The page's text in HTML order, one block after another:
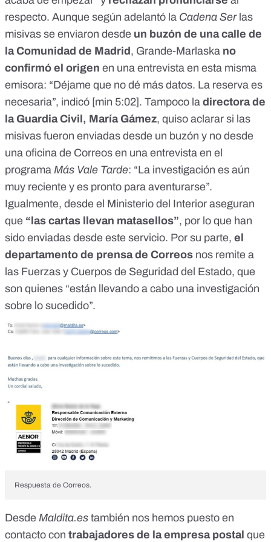
respecto. Aunque según adelantó la Cadena Serlas
misivas se enviaron desde un buzón de una calle de
la Comunidad de Madrid, Grande-Marlaska no
confirmó el origen en una entrevista en esta misma
emisora: “Déjame que no dé más datos. La reserva es
necesaria”, indicó [min 5:02]. Tampoco la directora de
la Guardia Civil, María Gámez, quiso aclarar si las
misivas fueron enviadas desde un buzón y no desde
una oficina de Correos en una entrevista en el
programa Más Vale Tarde: “La investigación es aún
muy reciente y es pronto para aventurarse”.
Igualmente, desde el Ministerio del Interior aseguran
que “las cartas llevan matasellos”, por lo que han
sido enviadas desde este servicio. Por su parte, el
departamento de prensa de Correos nos remite a
las Fuerzas y Cuerpos de Seguridad del Estado, que
son quienes “están llevando a cabo una investigación
sobre lo sucedido”.
Respuesta de Correos.
Desde Maldita.es también nos hemos puesto en
contacto con trabajadores de la empresa postal que